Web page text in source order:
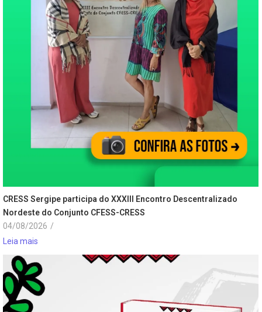
CRESS Sergipe participa do XXXIII Encontro Descentralizado
Nordeste do Conjunto CFESS-CRESS
04/08/2026 /
Leia mais